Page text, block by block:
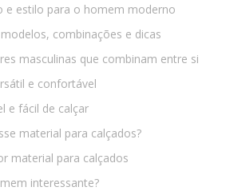
e estilo para o homem moderno
combinações e dicas
masculinas que combinam entre si
e confortável
e fácil de calçar
material para calçados?
material para calçados
interessante?